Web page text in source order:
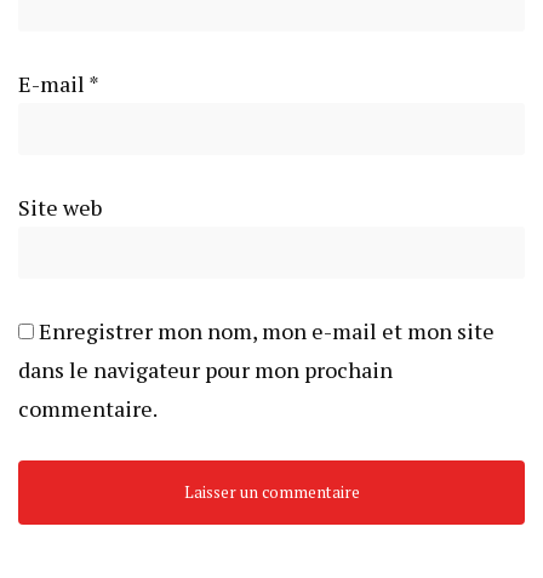
E-mail *
Site web
Enregistrer mon nom, mon e-mail et mon site
dans le navigateur pour mon prochain
commentaire.